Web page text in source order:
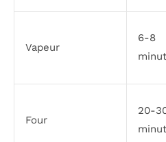
Vapeur
6-8
Four
20-